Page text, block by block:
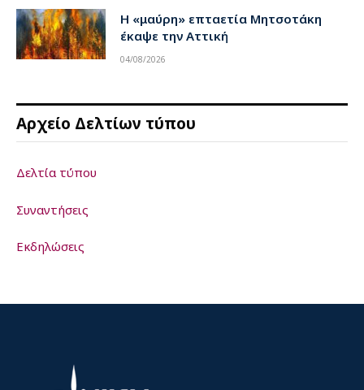
Η «μαύρη» επταετία Μητσοτάκη
έκαψε την Αττική
04/08/2026
Αρχείο Δελτίων τύπου
Δελτία τύπου
Συναντήσεις
Εκδηλώσεις